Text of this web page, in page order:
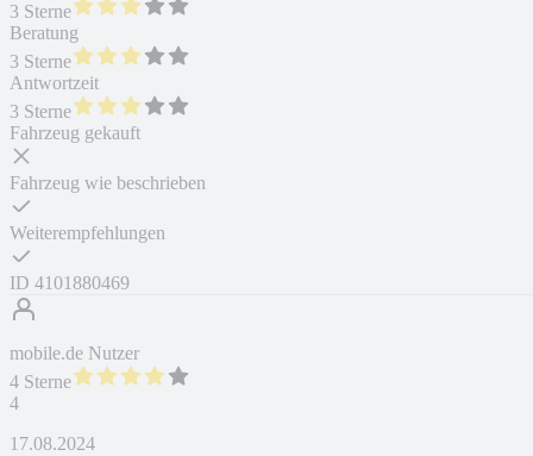
3 Sterne
Beratung
3 Sterne
Antwortzeit
3 Sterne
Fahrzeug gekauft
Fahrzeug wie beschrieben
Weiterempfehlungen
ID 4101880469
mobile.de Nutzer
4 Sterne
4
17.08.2024